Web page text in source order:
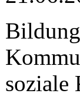
soziale